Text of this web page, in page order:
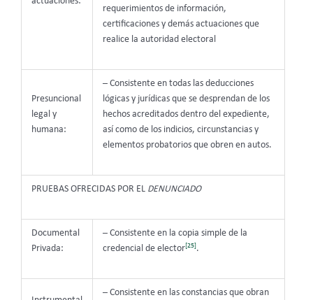
requerimientos de información,
certificaciones y demás actuaciones que
realice la autoridad electoral
Presuncional
legal y
humana:
– Consistente en todas las deducciones
lógicas y jurídicas que se desprendan de los
hechos acreditados dentro del expediente,
así como de los indicios, circunstancias y
elementos probatorios que obren en autos.
PRUEBAS OFRECIDAS POR EL DENUNCIADO
Documental
Privada:
– Consistente en la copia simple de la
credencial de elector[25].
– Consistente en las constancias que obran